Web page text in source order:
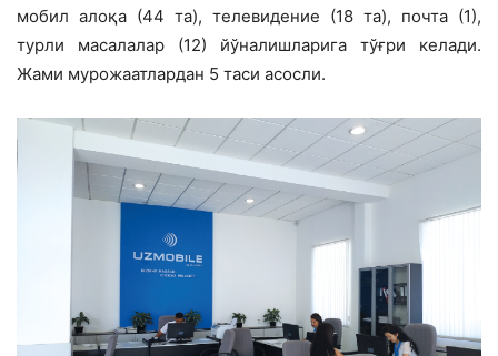
мобил алоқа (44 та), телевидение (18 та), почта (1),
турли масалалар (12) йўналишларига тўғри келади.
Жами мурожаатлардан 5 таси асосли.